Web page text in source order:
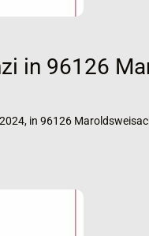
in 96126
in 96126